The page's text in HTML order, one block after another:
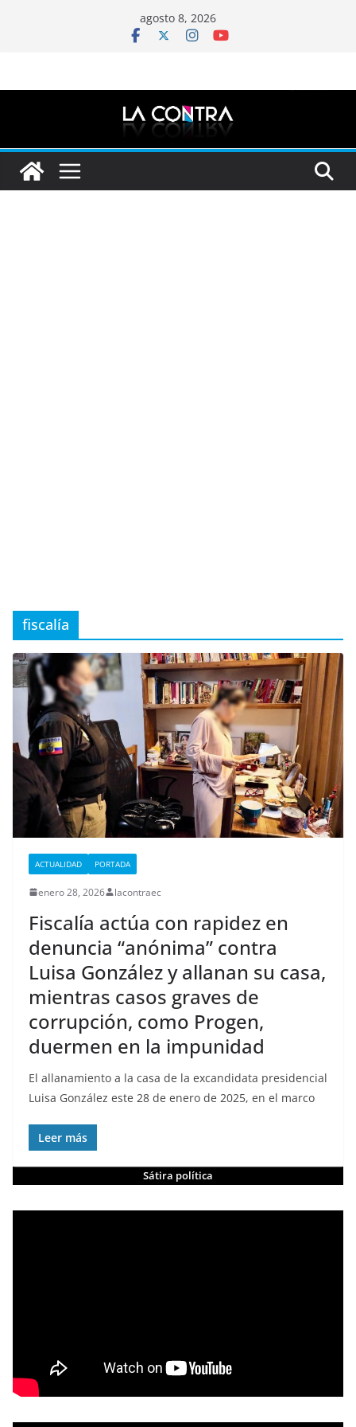
agosto 8, 2026
fiscalía
ACTUALIDAD PORTADA
enero 28, 2026 lacontraec
Fiscalía actúa con rapidez en
denuncia “anónima” contra
Luisa González y allanan su casa,
mientras casos graves de
corrupción, como Progen,
duermen en la impunidad
El allanamiento a la casa de la excandidata presidencial
Luisa González este 28 de enero de 2025, en el marco
Leer más
Sátira política